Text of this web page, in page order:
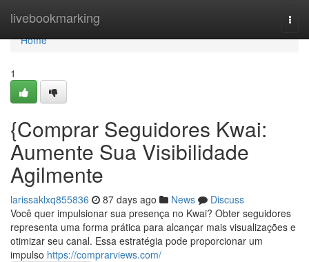
livebookmarking
Home
Home
1
{Comprar Seguidores Kwai:
Aumente Sua Visibilidade
Agilmente
larissaklxq855836 87 days ago News
Discuss
Você quer impulsionar sua presença no Kwai? Obter seguidores
representa uma forma prática para alcançar mais visualizações e
otimizar seu canal. Essa estratégia pode proporcionar um
impulso https://comprarviews.com/